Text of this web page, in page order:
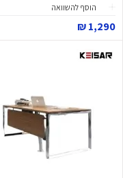
הוסף להשוואה
1,290 ₪